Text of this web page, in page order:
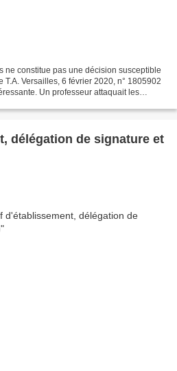
ne constitue pas une décision susceptible
Versailles, 6 février 2020, n° 1805902
Un professeur attaquait les
délégation de signature et